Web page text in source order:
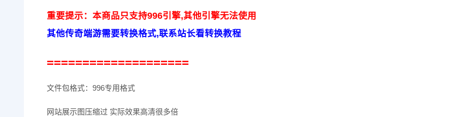
重要提示：本商品只支持996引擎,其他引擎无法使用
其他传奇端游需要转换格式,联系站长看转换教程
====================
文件包格式：996专用格式
网站展示图压缩过 实际效果高清很多倍